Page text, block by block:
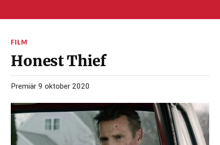
FILM
Honest Thief
Premiär 9 oktober 2020